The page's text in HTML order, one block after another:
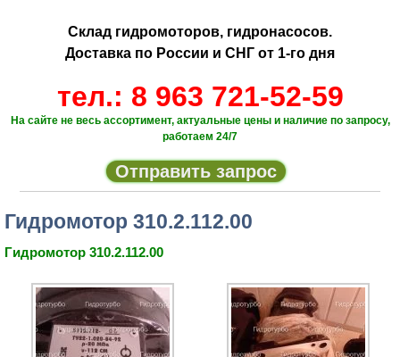
Склад гидромоторов, гидронасосов.
Доставка по России и СНГ от 1-го дня
тел.: 8 963 721-52-59
На сайте не весь ассортимент, актуальные цены и наличие по запросу,
работаем 24/7
Отправить запрос
Гидромотор 310.2.112.00
Гидромотор 310.2.112.00